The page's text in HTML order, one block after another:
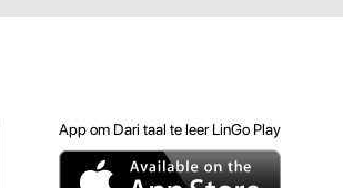
App om Dari taal te leer LinGo Play